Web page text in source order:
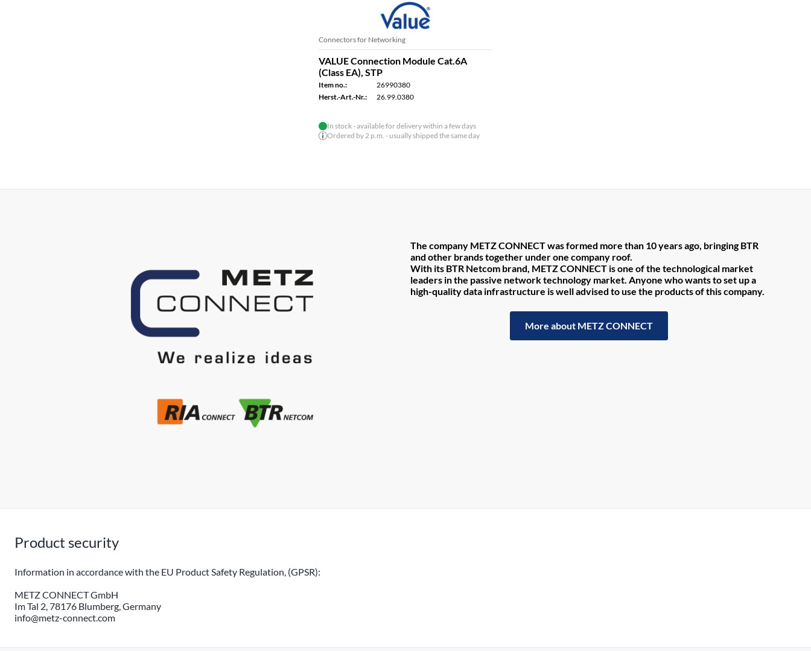
Connectors for Networking
VALUE Connection Module Cat.6A
(Class EA), STP
Item no.:
26990380
Herst.-Art.-Nr.:
26.99.0380
In stock - available for delivery within a few days
Ordered by 2 p.m. - usually shipped the same day
The company METZ CONNECT was formed more than 10 years ago, bringing BTR
and other brands together under one company roof.
With its BTR Netcom brand, METZ CONNECT is one of the technological market
leaders in the passive network technology market. Anyone who wants to set up a
high-quality data infrastructure is well advised to use the products of this company.
More about METZ CONNECT
Product security
Information in accordance with the EU Product Safety Regulation, (GPSR):
METZ CONNECT GmbH
Im Tal 2, 78176 Blumberg, Germany
info@metz-connect.com